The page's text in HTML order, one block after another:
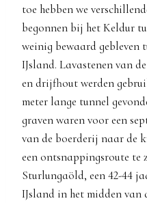
toe hebben we
begonnen bij het Keldur
weinig bewaard
IJsland. Lavastenen van
en drijfhout werden
meter lange tunnel
graven waren voor een
van de boerderij naar de
een ontsnappingsroute te
Sturlungaöld, een 42-44
IJsland in het midden van